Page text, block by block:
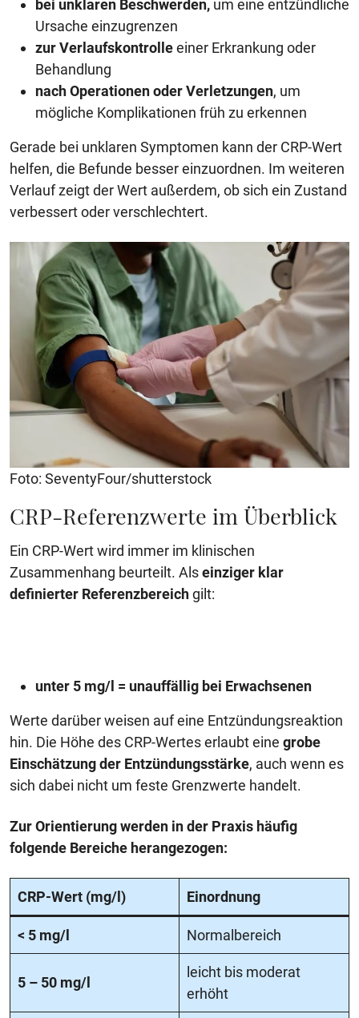
bei unklaren Beschwerden, um eine entzündliche
Ursache einzugrenzen
zur Verlaufskontrolleeiner Erkrankung oder
Behandlung
nach Operationen oder Verletzungen, um
mögliche Komplikationen früh zu erkennen
Gerade bei unklaren Symptomen kann der CRP-Wert
helfen, die Befunde besser einzuordnen. Im weiteren
Verlauf zeigt der Wert außerdem, ob sich ein Zustand
verbessert oder verschlechtert.
Foto: SeventyFour/shutterstock
CRP-Referenzwerte im Überblick
Ein CRP-Wert wird immer im klinischen
Zusammenhang beurteilt. Alseinziger klar
definierter Referenzbereichgilt:
unter 5 mg/l = unauffällig bei Erwachsenen
Werte darüber weisen auf eine Entzündungsreaktion
hin. Die Höhe des CRP-Wertes erlaubt eine grobe
Einschätzung der Entzündungsstärke, auch wenn es
sich dabei nicht um feste Grenzwerte handelt.
Zur Orientierung werden in der Praxis häufig
folgende Bereiche herangezogen:
CRP-Wert (mg/l) Einordnung
< 5 mg/l Normalbereich
5 – 50 mg/l
leicht bis moderat
erhöht